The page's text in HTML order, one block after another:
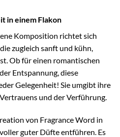
in einem Flakon
Komposition richtet sich
zugleich sanft und kühn,
Ob für einen romantischen
Entspannung, diese
Gelegenheit! Sie umgibt ihre
und der Verführung.
von Fragrance Word in
guter Düfte entführen. Es